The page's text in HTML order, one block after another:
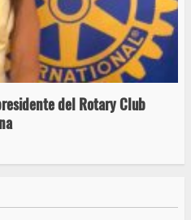
del Rotary Club